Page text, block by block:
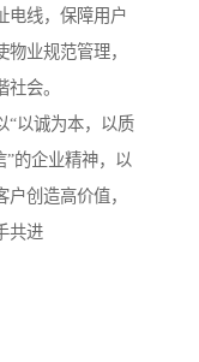
电线，保障用户
业规范管理，
会。
“以诚为本，以质
”的企业精神，以
创造高价值，
共进